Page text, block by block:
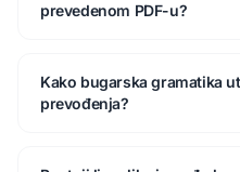
prevedenom PDF-u?
Kako bugarska gramatika
prevođenja?